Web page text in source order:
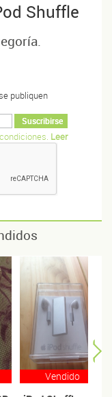
Shuffle
publiquen
Leer
Vendido